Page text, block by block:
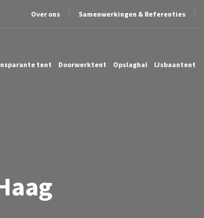
Over ons Samenwerkingen & Referenties
tent Doorwerktent Opslaghal IJsbaantent